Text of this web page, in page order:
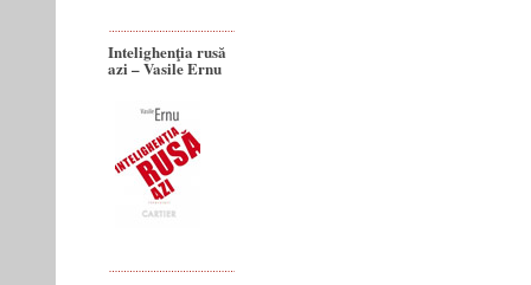
Intelighenţia rusă
azi – Vasile Ernu